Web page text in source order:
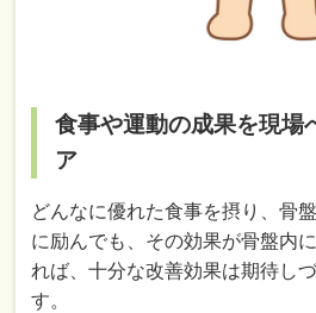
食事や運動の成果を現場
ア
どんなに優れた食事を摂り、骨
に励んでも、その効果が骨盤内
れば、十分な改善効果は期待し
す。